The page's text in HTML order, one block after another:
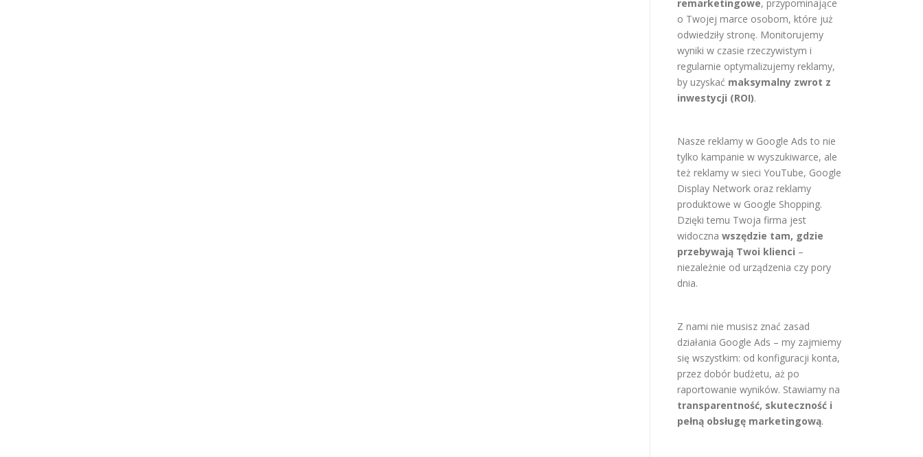
remarketingowe, przypominające
o Twojej marce osobom, które już
odwiedziły stronę. Monitorujemy
wyniki w czasie rzeczywistym i
regularnie optymalizujemy reklamy,
by uzyskać maksymalny zwrot z
inwestycji (ROI).
Nasze reklamy w Google Ads to nie
tylko kampanie w wyszukiwarce, ale
też reklamy w sieci YouTube, Google
Display Network oraz reklamy
produktowe w Google Shopping.
Dzięki temu Twoja firma jest
widoczna wszędzie tam, gdzie
przebywają Twoi klienci –
niezależnie od urządzenia czy pory
dnia.
Z nami nie musisz znać zasad
działania Google Ads – my zajmiemy
się wszystkim: od konfiguracji konta,
przez dobór budżetu, aż po
raportowanie wyników. Stawiamy na
transparentność, skuteczność i
pełną obsługę marketingową.